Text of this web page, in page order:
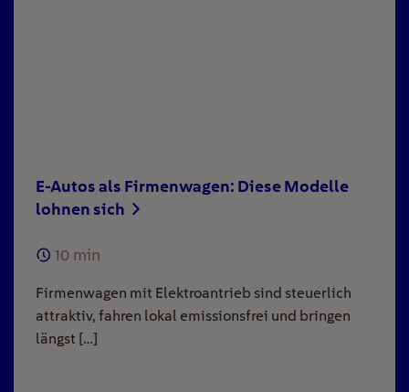
E-Autos als Firmenwagen: Diese Modelle
lohnen sich
10 min
Firmenwagen mit Elektroantrieb sind steuerlich
attraktiv, fahren lokal emissionsfrei und bringen
längst […]